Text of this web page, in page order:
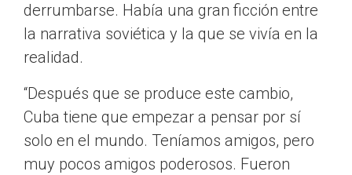
derrumbarse. Había una gran ficción entre
la narrativa soviética y la que se vivía en la
realidad.
“Después que se produce este cambio,
Cuba tiene que empezar a pensar por sí
solo en el mundo. Teníamos amigos, pero
muy pocos amigos poderosos. Fueron